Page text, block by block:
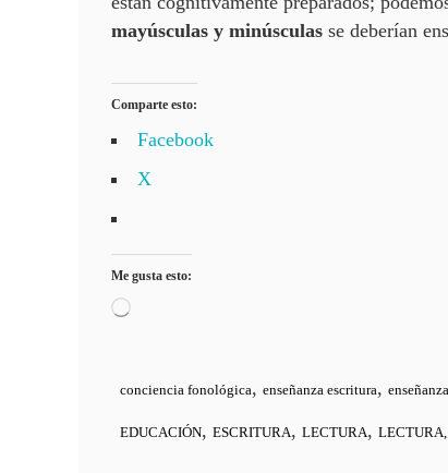
mayúsculas y minúsculas se deberían
Comparte esto:
Facebook
X
Me gusta esto:
Cargando...
conciencia fonológica, enseñanza escritura,
EDUCACIÓN, ESCRITURA, LECTURA,